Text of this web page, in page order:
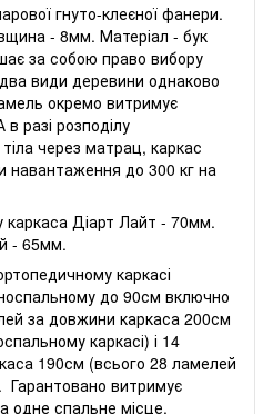
гнуто-клеєної фанери.
- 8мм. Матеріал - бук
за собою право вибору
види деревини однаково
окремо витримує
разі розподілу
через матрац, каркас
навантаження до 300 кг на
каркаса Діарт Лайт - 70мм.
- 65мм.
каркасі
до 90см включно
за довжини каркаса 200см
каркасі) і 14
190см (всього 28 ламелей
Гарантовано витримує
одне спальне місце.